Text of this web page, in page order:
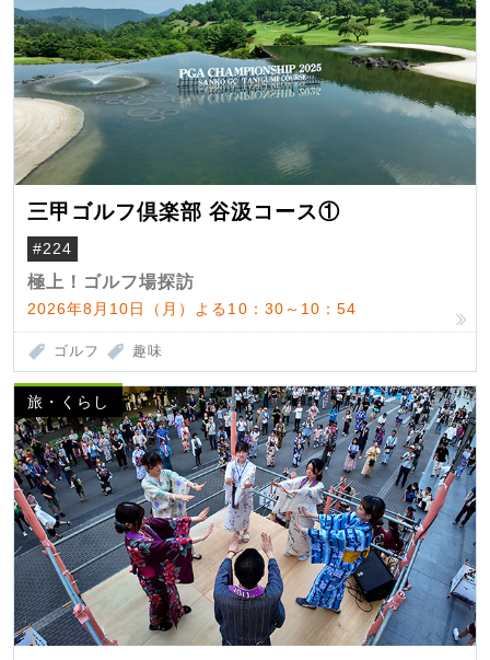
三甲ゴルフ倶楽部 谷汲コース①
#224
極上！ゴルフ場探訪
2026年8月10日（月）よる10：30～10：54
ゴルフ 趣味
旅・くらし